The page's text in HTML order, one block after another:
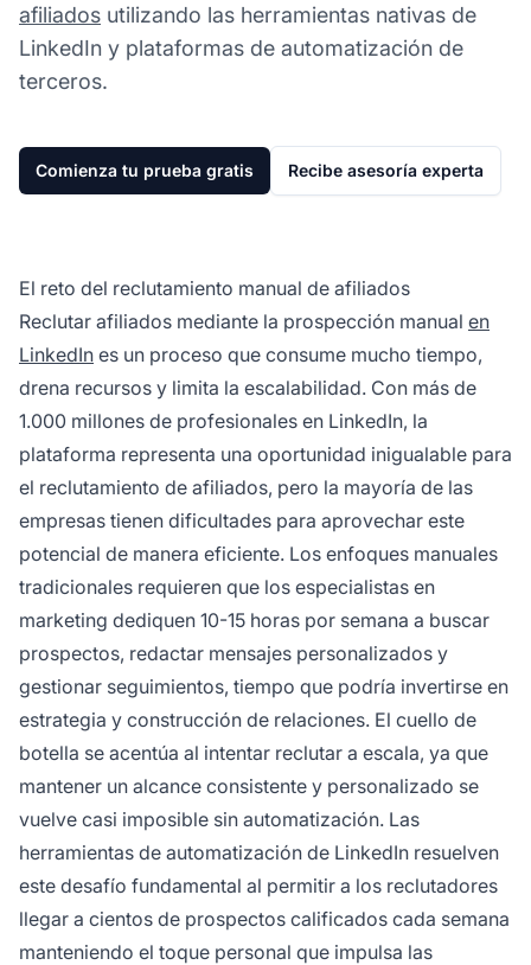
afiliados utilizando las herramientas nativas de
LinkedIn y plataformas de automatización de
terceros.
Comienza tu prueba gratis Recibe asesoría experta
El reto del reclutamiento manual de afiliados
Reclutar afiliados mediante la prospección manual en
LinkedIn es un proceso que consume mucho tiempo,
drena recursos y limita la escalabilidad. Con más de
1.000 millones de profesionales en LinkedIn, la
plataforma representa una oportunidad inigualable para
el reclutamiento de afiliados, pero la mayoría de las
empresas tienen dificultades para aprovechar este
potencial de manera eficiente. Los enfoques manuales
tradicionales requieren que los especialistas en
marketing dediquen 10-15 horas por semana a buscar
prospectos, redactar mensajes personalizados y
gestionar seguimientos, tiempo que podría invertirse en
estrategia y construcción de relaciones. El cuello de
botella se acentúa al intentar reclutar a escala, ya que
mantener un alcance consistente y personalizado se
vuelve casi imposible sin automatización. Las
herramientas de automatización de LinkedIn resuelven
este desafío fundamental al permitir a los reclutadores
llegar a cientos de prospectos calificados cada semana
manteniendo el toque personal que impulsa las